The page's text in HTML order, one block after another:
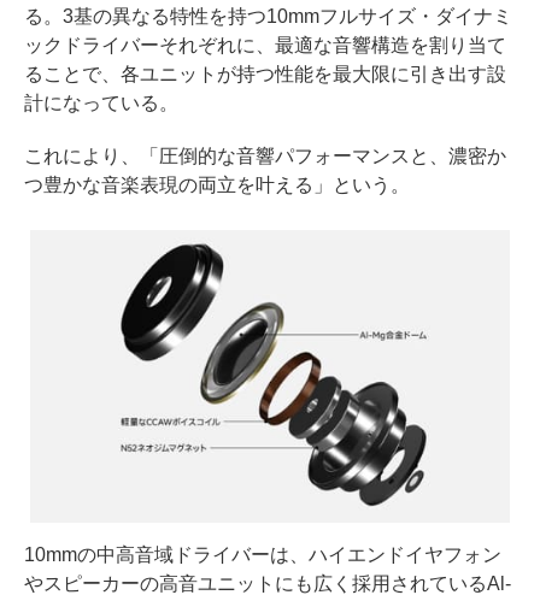
る。3基の異なる特性を持つ10mmフルサイズ・ダイナミ
ックドライバーそれぞれに、最適な音響構造を割り当て
ることで、各ユニットが持つ性能を最大限に引き出す設
計になっている。
これにより、「圧倒的な音響パフォーマンスと、濃密か
つ豊かな音楽表現の両立を叶える」という。
10mmの中高音域ドライバーは、ハイエンドイヤフォン
やスピーカーの高音ユニットにも広く採用されているAl-